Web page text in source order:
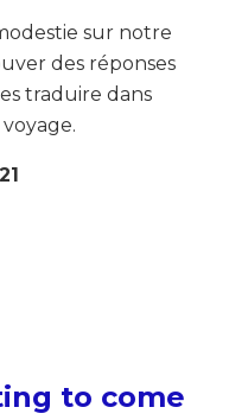
sur notre
des réponses
traduire dans
to come